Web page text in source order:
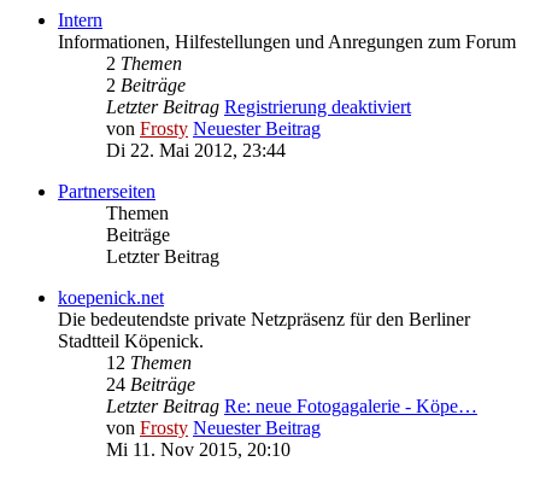
Intern
Informationen, Hilfestellungen und Anregungen zum Forum
2 Themen
2 Beiträge
Letzter Beitrag Registrierung deaktiviert
von Frosty Neuester Beitrag
Di 22. Mai 2012, 23:44
Partnerseiten
Themen
Beiträge
Letzter Beitrag
koepenick.net
Die bedeutendste private Netzpräsenz für den Berliner
Stadtteil Köpenick.
12 Themen
24 Beiträge
Letzter Beitrag Re: neue Fotogagalerie - Köpe…
von Frosty Neuester Beitrag
Mi 11. Nov 2015, 20:10